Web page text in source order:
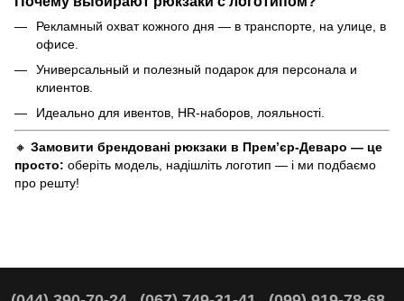
Рекламный охват кожного дня — в транспорте, на улице, в
офисе.
Универсальный и полезный подарок для персонала и
клиентов.
Идеально для ивентов, HR-наборов, лояльності.
🔸 Замовити брендовані рюкзаки в Прем’єр-Деваро — це
просто: оберіть модель, надішліть логотип — і ми подбаємо
про решту!